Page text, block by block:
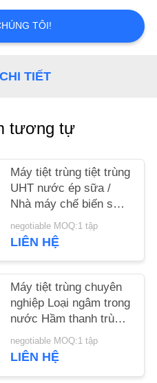
TÔI!
TIẾT
tương tự
Máy tiệt trùng tiệt trùng
UHT nước ép sữa /
Nhà máy chế biến sữa
negotiable MOQ:1 tập
LIÊN HỆ
Máy tiệt trùng chuyên
nghiệp Loại ngâm trong
nước Hầm thanh trùng
và làm mát
negotiable MOQ:1 tập
LIÊN HỆ